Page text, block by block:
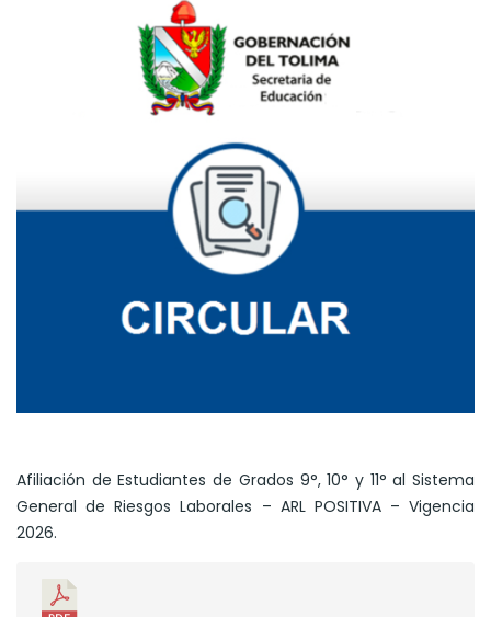
Afiliación de Estudiantes de Grados 9°, 10° y 11° al Sistema
General de Riesgos Laborales – ARL POSITIVA – Vigencia
2026.